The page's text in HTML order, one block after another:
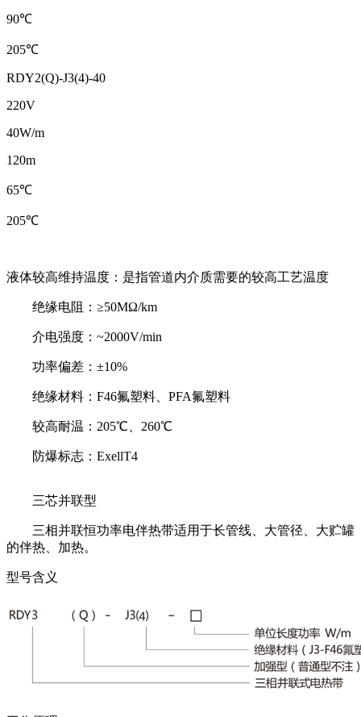
90℃
205℃
RDY2(Q)-J3(4)-40
220V
40W/m
120m
65℃
205℃
液体较高维持温度：是指管道内介质需要的较高工艺温度
绝缘电阻：≥50MΩ/km
介电强度：~2000V/min
功率偏差：±10%
绝缘材料：F46氟塑料、PFA氟塑料
较高耐温：205℃、260℃
防爆标志：ExellT4
三芯并联型
三相并联恒功率电伴热带适用于长管线、大管径、大贮罐
的伴热、加热。
型号含义